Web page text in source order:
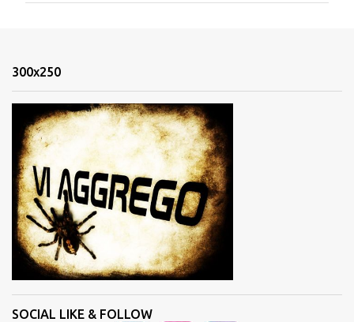
n
i
300x250
SOCIAL LIKE & FOLLOW